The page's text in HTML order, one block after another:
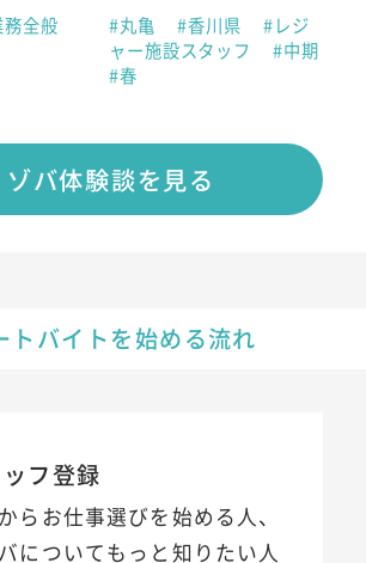
全般
#丸亀 #香川県
#レジ
ャー施設スタッフ
#中期
#春
ゾバ体験談を見る
トバイトを始める流れ
フ登録
らお仕事選びを始める人、
についてもっと知りたい人